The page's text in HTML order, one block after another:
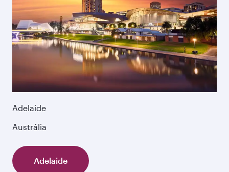
Adelaide
Austrália
Adelaide